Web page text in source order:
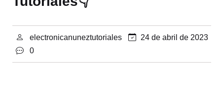
electronicanuneztutoriales
24 de abril de 2023
0